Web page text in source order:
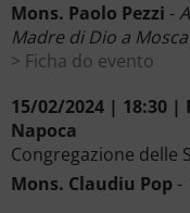
Mons. Paolo Pezzi -
Madre di Dio a Mosca
Ficha do evento
15/02/2024 | 18:30
Napoca
Congregazione delle
Mons. Claudiu Pop -